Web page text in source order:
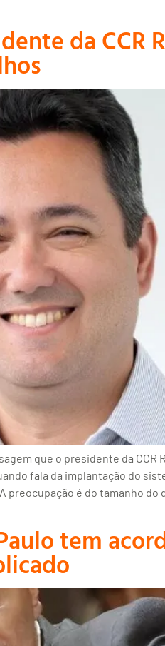
da
que o presidente da
fala da implantação do
preocupação é do tamanho
tem